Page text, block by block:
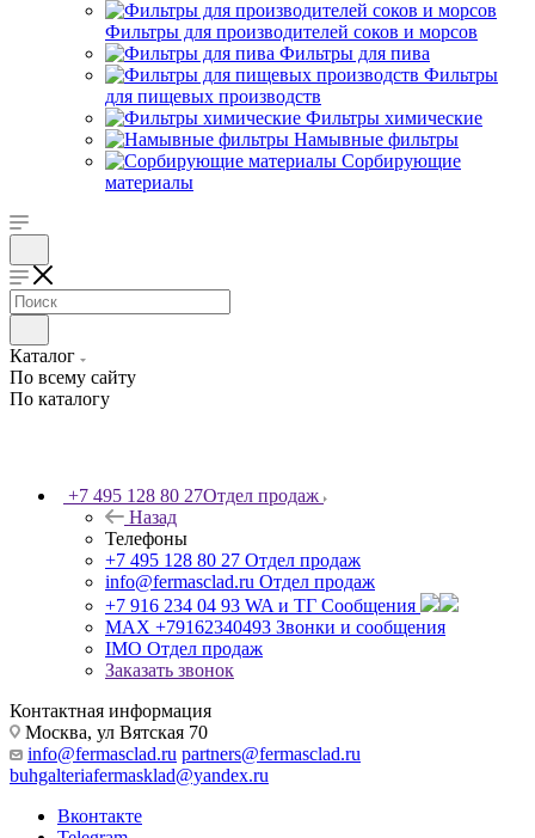
Фильтры для производителей соков и морсов
Фильтры для пива
Фильтры
для пищевых производств
Фильтры химические
Намывные фильтры
Сорбирующие
материалы
Каталог
По всему сайту
По каталогу
+7 495 128 80 27Отдел продаж
Назад
Телефоны
+7 495 128 80 27 Отдел продаж
info@fermasclad.ru Отдел продаж
+7 916 234 04 93 WA и ТГ Сообщения
MAX +79162340493 Звонки и сообщения
IMO Отдел продаж
Заказать звонок
Контактная информация
Москва, ул Вятская 70
info@fermasclad.ru partners@fermasclad.ru
buhgalteriafermasklad@yandex.ru
Вконтакте